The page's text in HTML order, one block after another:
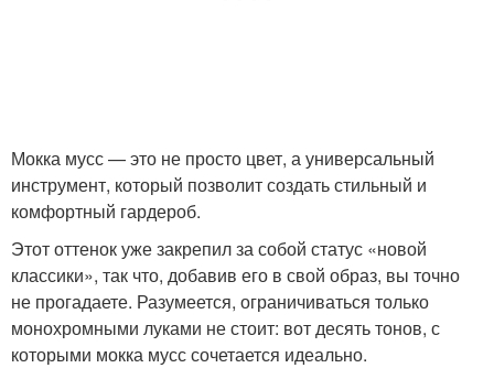
Мокка мусс — это не просто цвет, а универсальный
инструмент, который позволит создать стильный и
комфортный гардероб.
Этот оттенок уже закрепил за собой статус «новой
классики», так что, добавив его в свой образ, вы точно
не прогадаете. Разумеется, ограничиваться только
монохромными луками не стоит: вот десять тонов, с
которыми мокка мусс сочетается идеально.